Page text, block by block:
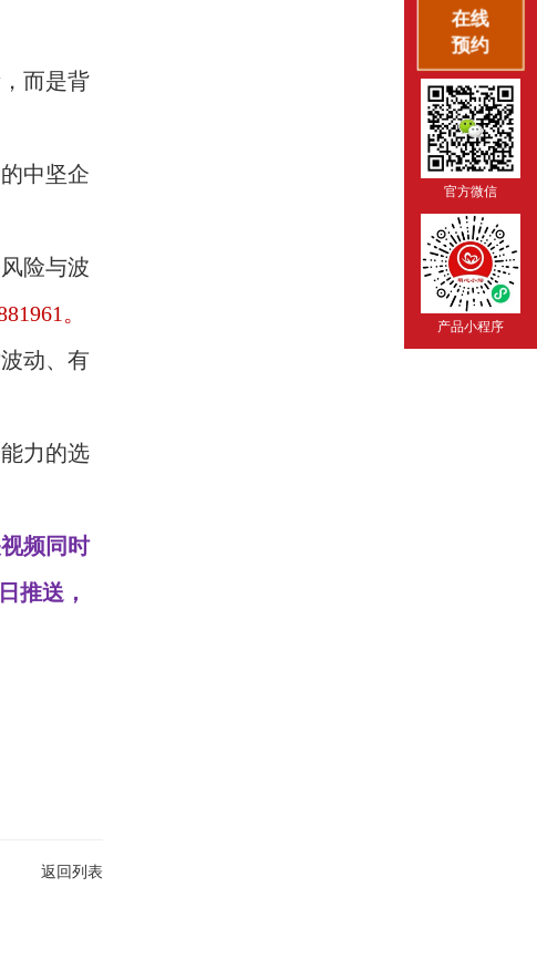
而是背
中坚企
险与波
。
动、有
力的选
频同时
推送，
返回列表
在线
预约
官方微信
产品小程序